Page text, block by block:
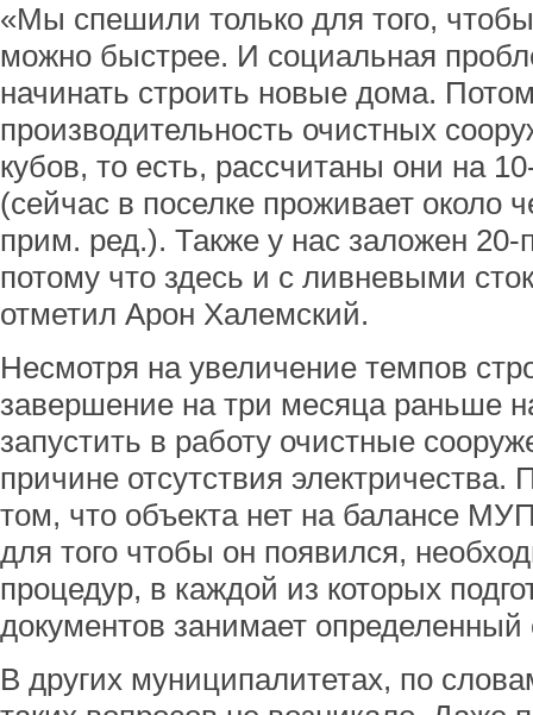
«Мы спешили только для того, чтобы
можно быстрее. И социальная
начинать строить новые дома.
производительность очистных
кубов, то есть, рассчитаны они на
(сейчас в поселке проживает около
прим. ред.). Также у нас заложен 20-
потому что здесь и с ливневыми
отметил Арон Халемский.
Несмотря на увеличение темпов
завершение на три месяца раньше
запустить в работу очистные
причине отсутствия
том, что объекта нет на балансе
для того чтобы он появился,
процедур, в каждой из которых
документов занимает определенный
В других муниципалитетах, по